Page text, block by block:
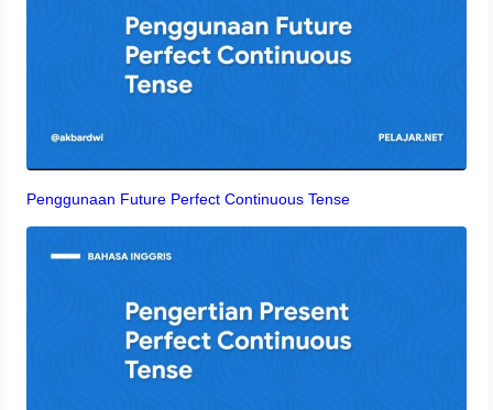
Penggunaan Future Perfect Continuous Tense